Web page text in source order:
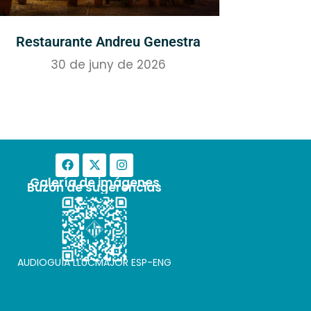
Restaurante Andreu Genestra
30 de juny de 2026
Galería de imágenes
Buzón de sugerencias
AUDIOGUÍA LLUCMAJOR ESP-ENG